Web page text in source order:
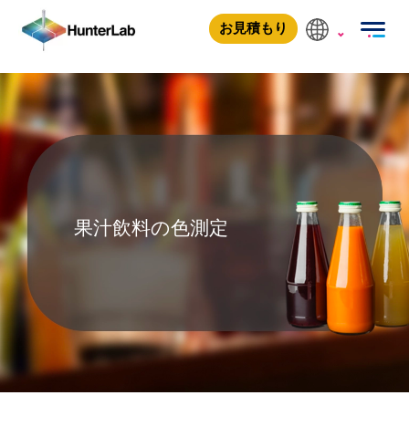
お見積もり
果汁飲料の色測定
果汁飲料の色測定